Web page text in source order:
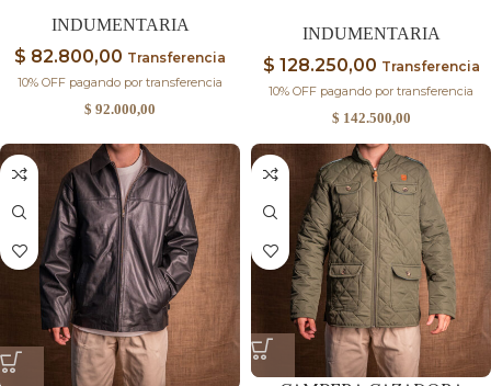
INDUMENTARIA
$ 82.800,00 Transferencia
10% OFF pagando por transferencia
$ 92.000,00
INDUMENTARIA
$ 128.250,00 Transferencia
10% OFF pagando por transferencia
$ 142.500,00